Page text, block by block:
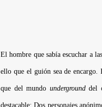
El hombre que sabía escuchar a
ello que el guión sea de encargo.
que del mundo undergrounddel
destacable: Dos personajes